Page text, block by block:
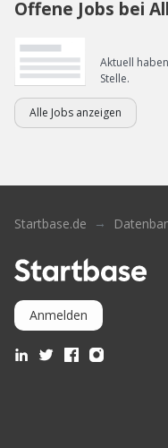
Offene Jobs bei
Aktuell
Stelle.
Alle Jobs anzeigen
Startbase.de
Anmelden